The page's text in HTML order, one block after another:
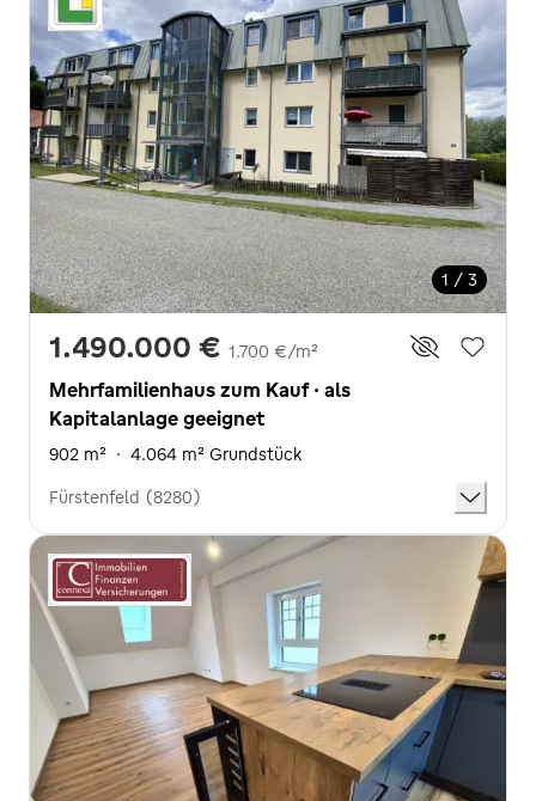
1 / 3
1.490.000 € 1.700 €/m²
Mehrfamilienhaus zum Kauf · als
Kapitalanlage geeignet
902 m² · 4.064 m² Grundstück
Fürstenfeld (8280)